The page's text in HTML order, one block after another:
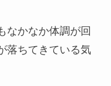
なかなか体調が回
落ちてきている気